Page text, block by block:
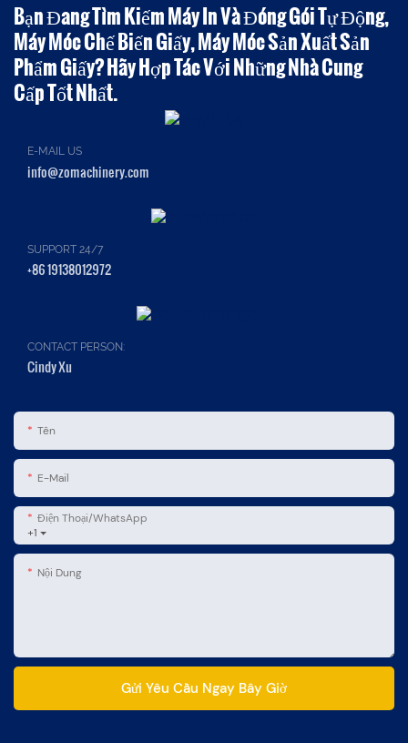
Bạn Đang Tìm Kiếm Máy In Và Đóng Gói Tự Động,
Máy Móc Chế Biến Giấy, Máy Móc Sản Xuất Sản
Phẩm Giấy? Hãy Hợp Tác Với Những Nhà Cung
Cấp Tốt Nhất.
E-MAIL US
info@zomachinery.com
SUPPORT 24/7
+86 19138012972
CONTACT PERSON:
Cindy Xu
Tên
E-Mail
+1
Điện Thoại/WhatsApp
Nội Dung
Gửi Yêu Cầu Ngay Bây Giờ